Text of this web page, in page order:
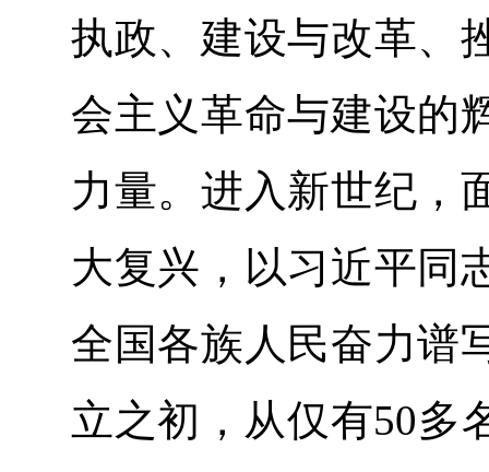
执政、建设与改革、
会主义革命与建设的
力量。进入新世纪，
大复兴，以习近平同
全国各族人民奋力谱
立之初，从仅有50多